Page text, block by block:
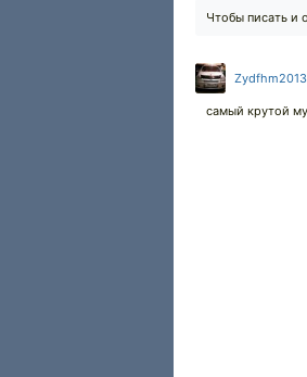
Чтобы писать и
Zydfhm2013
самый крутой